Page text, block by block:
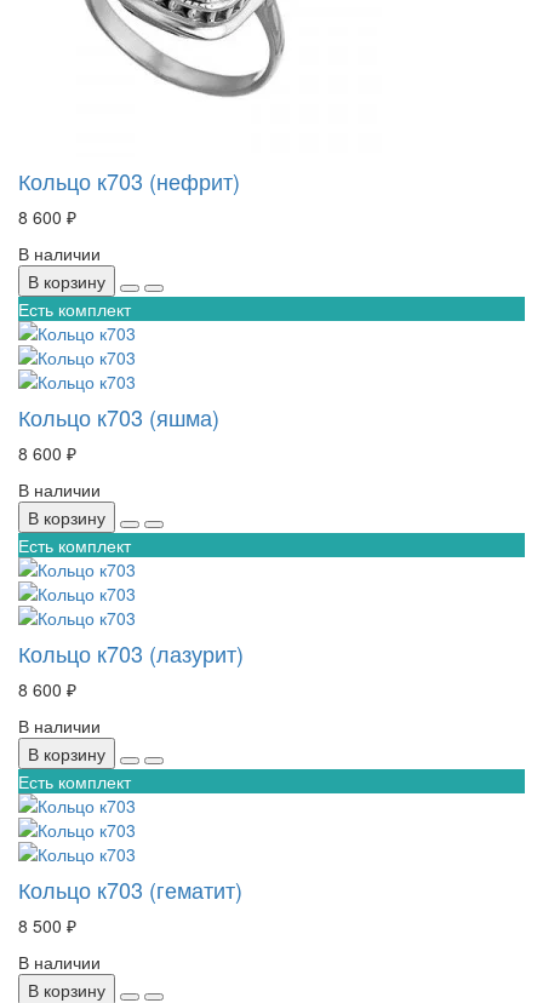
Кольцо к703 (нефрит)
8 600 ₽
В наличии
В корзину
Есть комплект
Кольцо к703 (яшма)
8 600 ₽
В наличии
В корзину
Есть комплект
Кольцо к703 (лазурит)
8 600 ₽
В наличии
В корзину
Есть комплект
Кольцо к703 (гематит)
8 500 ₽
В наличии
В корзину